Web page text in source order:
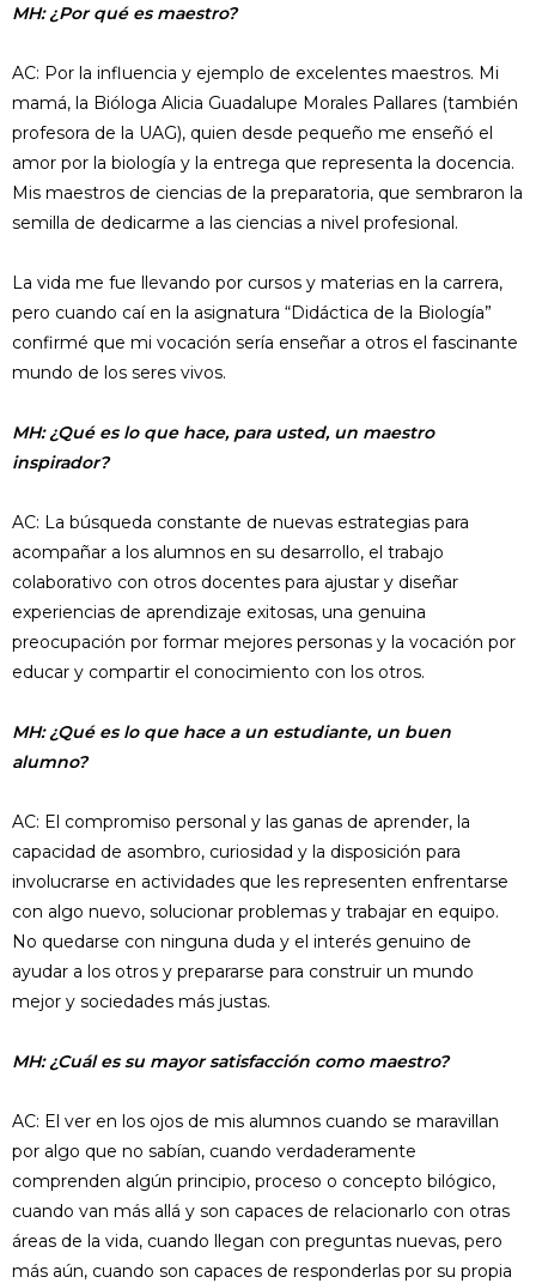
MH: ¿Por qué es maestro?
AC: Por la influencia y ejemplo de excelentes maestros. Mi
mamá, la Bióloga Alicia Guadalupe Morales Pallares (también
profesora de la UAG), quien desde pequeño me enseñó el
amor por la biología y la entrega que representa la docencia.
Mis maestros de ciencias de la preparatoria, que sembraron la
semilla de dedicarme a las ciencias a nivel profesional.
La vida me fue llevando por cursos y materias en la carrera,
pero cuando caí en la asignatura “Didáctica de la Biología”
confirmé que mi vocación sería enseñar a otros el fascinante
mundo de los seres vivos.
MH: ¿Qué es lo que hace, para usted, un maestro
inspirador?
AC: La búsqueda constante de nuevas estrategias para
acompañar a los alumnos en su desarrollo, el trabajo
colaborativo con otros docentes para ajustar y diseñar
experiencias de aprendizaje exitosas, una genuina
preocupación por formar mejores personas y la vocación por
educar y compartir el conocimiento con los otros.
MH: ¿Qué es lo que hace a un estudiante, un buen
alumno?
AC: El compromiso personal y las ganas de aprender, la
capacidad de asombro, curiosidad y la disposición para
involucrarse en actividades que les representen enfrentarse
con algo nuevo, solucionar problemas y trabajar en equipo.
No quedarse con ninguna duda y el interés genuino de
ayudar a los otros y prepararse para construir un mundo
mejor y sociedades más justas.
MH: ¿Cuál es su mayor satisfacción como maestro?
AC: El ver en los ojos de mis alumnos cuando se maravillan
por algo que no sabían, cuando verdaderamente
comprenden algún principio, proceso o concepto bilógico,
cuando van más allá y son capaces de relacionarlo con otras
áreas de la vida, cuando llegan con preguntas nuevas, pero
más aún, cuando son capaces de responderlas por su propia